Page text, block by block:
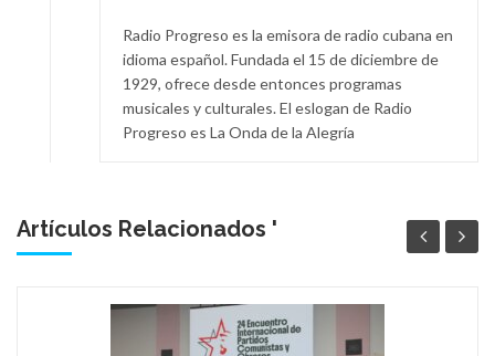
Radio Progreso es la emisora de radio cubana en
idioma español. Fundada el 15 de diciembre de
1929, ofrece desde entonces programas
musicales y culturales. El eslogan de Radio
Progreso es La Onda de la Alegría
Artículos Relacionados '